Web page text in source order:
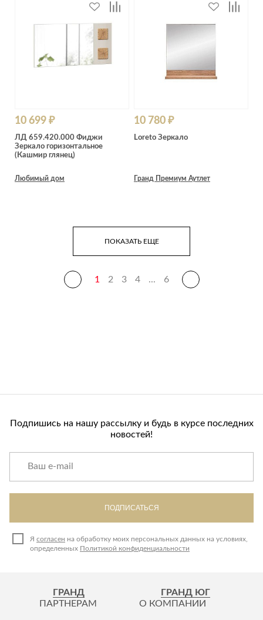
10 699 ₽
ЛД 659.420.000 Фиджи
Зеркало горизонтальное
(Кашмир глянец)
Любимый дом
10 780 ₽
Loreto Зеркало
Гранд Премиум Аутлет
ПОКАЗАТЬ ЕЩЕ
1 2 3 4 ... 6
Подпишись на нашу рассылку и будь в курсе последних
новостей!
ПОДПИСАТЬСЯ
Я согласен на обработку моих персональных данных на условиях,
определенных Политикой конфиденциальности
ГРАНД ГРАНД ЮГ
ПАРТНЕРАМ О КОМПАНИИ